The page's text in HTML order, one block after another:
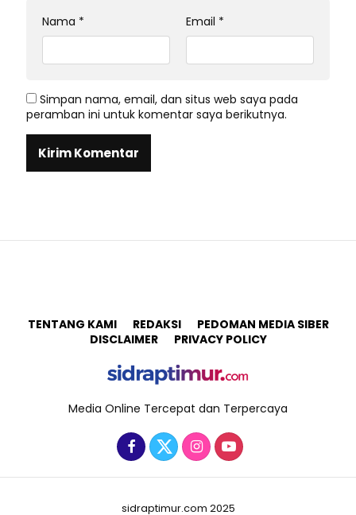
Nama * Email *
Simpan nama, email, dan situs web saya pada
peramban ini untuk komentar saya berikutnya.
TENTANG KAMI REDAKSI
PEDOMAN MEDIA SIBER
DISCLAIMER
PRIVACY POLICY
Media Online Tercepat dan Terpercaya
sidraptimur.com 2025